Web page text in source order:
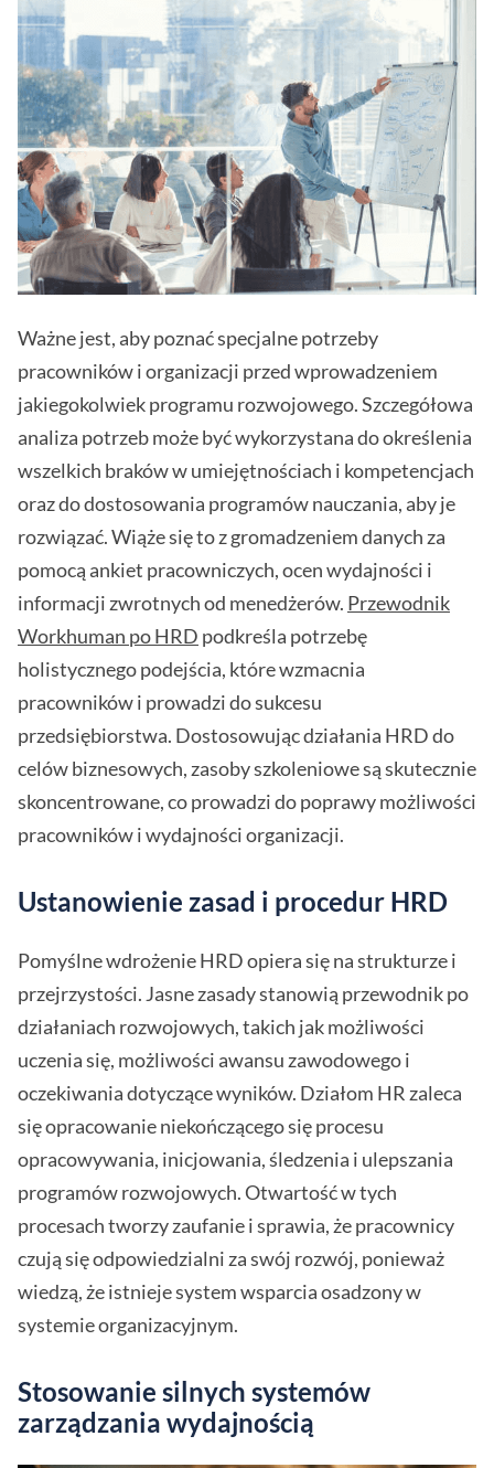
Ważne jest, aby poznać specjalne potrzeby
pracowników i organizacji przed wprowadzeniem
jakiegokolwiek programu rozwojowego. Szczegółowa
analiza potrzeb może być wykorzystana do określenia
wszelkich braków w umiejętnościach i kompetencjach
oraz do dostosowania programów nauczania, aby je
rozwiązać. Wiąże się to z gromadzeniem danych za
pomocą ankiet pracowniczych, ocen wydajności i
informacji zwrotnych od menedżerów. Przewodnik
Workhuman po HRD podkreśla potrzebę
holistycznego podejścia, które wzmacnia
pracowników i prowadzi do sukcesu
przedsiębiorstwa. Dostosowując działania HRD do
celów biznesowych, zasoby szkoleniowe są skutecznie
skoncentrowane, co prowadzi do poprawy możliwości
pracowników i wydajności organizacji.
Ustanowienie zasad i procedur HRD
Pomyślne wdrożenie HRD opiera się na strukturze i
przejrzystości. Jasne zasady stanowią przewodnik po
działaniach rozwojowych, takich jak możliwości
uczenia się, możliwości awansu zawodowego i
oczekiwania dotyczące wyników. Działom HR zaleca
się opracowanie niekończącego się procesu
opracowywania, inicjowania, śledzenia i ulepszania
programów rozwojowych. Otwartość w tych
procesach tworzy zaufanie i sprawia, że pracownicy
czują się odpowiedzialni za swój rozwój, ponieważ
wiedzą, że istnieje system wsparcia osadzony w
systemie organizacyjnym.
Stosowanie silnych systemów
zarządzania wydajnością